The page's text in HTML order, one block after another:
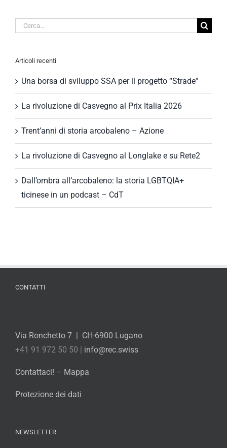
Cerca
Articoli recenti
Una borsa di sviluppo SSA per il progetto “Strade”
La rivoluzione di Casvegno al Prix Italia 2026
Trent’anni di storia arcobaleno – Azione
La rivoluzione di Casvegno al Longlake e su Rete2
Dall’ombra all’arcobaleno: la storia LGBTQIA+
ticinese in un podcast – CdT
CONTATTI
Via Ronchetto 7 | CH-6900 Lugano
+41 91 972 50 50 | info@rec.swiss
Contattaci! – Mappa
Protezione dei dati
NEWSLETTER